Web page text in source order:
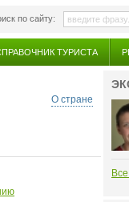
по сайту:
ТУРИСТА
О стране